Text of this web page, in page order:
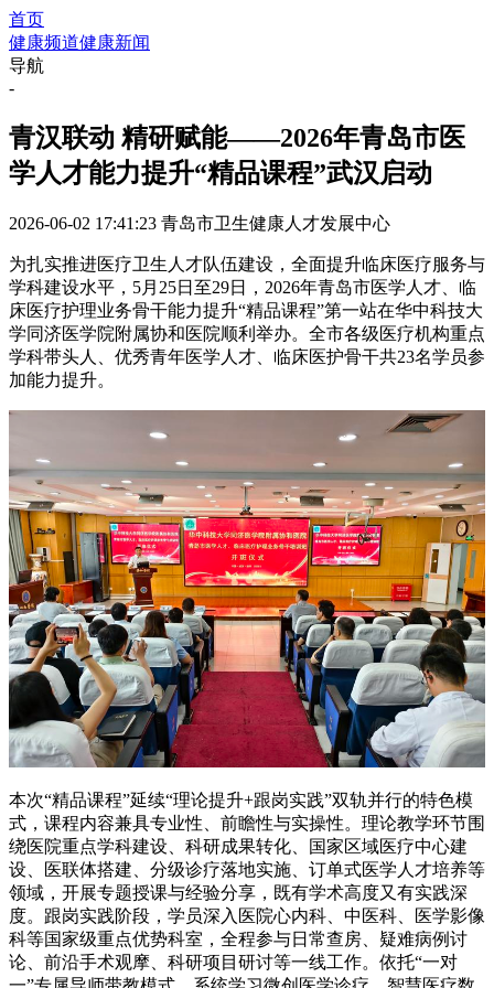
首页
健康频道健康新闻
导航
-
青汉联动 精研赋能——2026年青岛市医
学人才能力提升“精品课程”武汉启动
2026-06-02 17:41:23 青岛市卫生健康人才发展中心
为扎实推进医疗卫生人才队伍建设，全面提升临床医疗服务与
学科建设水平，5月25日至29日，2026年青岛市医学人才、临
床医疗护理业务骨干能力提升“精品课程”第一站在华中科技大
学同济医学院附属协和医院顺利举办。全市各级医疗机构重点
学科带头人、优秀青年医学人才、临床医护骨干共23名学员参
加能力提升。
本次“精品课程”延续“理论提升+跟岗实践”双轨并行的特色模
式，课程内容兼具专业性、前瞻性与实操性。理论教学环节围
绕医院重点学科建设、科研成果转化、国家区域医疗中心建
设、医联体搭建、分级诊疗落地实施、订单式医学人才培养等
领域，开展专题授课与经验分享，既有学术高度又有实践深
度。跟岗实践阶段，学员深入医院心内科、中医科、医学影像
科等国家级重点优势科室，全程参与日常查房、疑难病例讨
论、前沿手术观摩、科研项目研讨等一线工作。依托“一对